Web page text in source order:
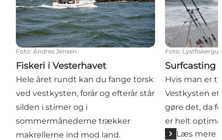
Foto: Andres Jensen
Fiskeri i Vesterhavet
Hele året rundt kan du fange torsk
ved vestkysten, forår og efterår står
silden i stimer og i
sommermånederne trækker
makrellerne ind mod land.
Foto:
Surfcasting
Hvis man er
Vestkysten
gøre det, da
er helt
Læs mere